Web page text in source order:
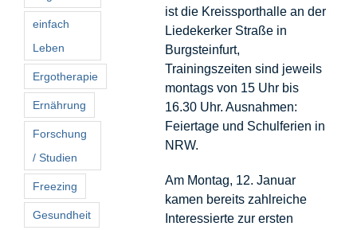
ist die Kreissporthalle an der
Liedekerker Straße in
Burgsteinfurt,
Trainingszeiten sind jeweils
montags von 15 Uhr bis
16.30 Uhr. Ausnahmen:
Feiertage und Schulferien in
NRW.
Am Montag, 12. Januar
kamen bereits zahlreiche
Interessierte zur ersten
einfach
Leben
Ergotherapie
Ernährung
Forschung
/ Studien
Freezing
Gesundheit